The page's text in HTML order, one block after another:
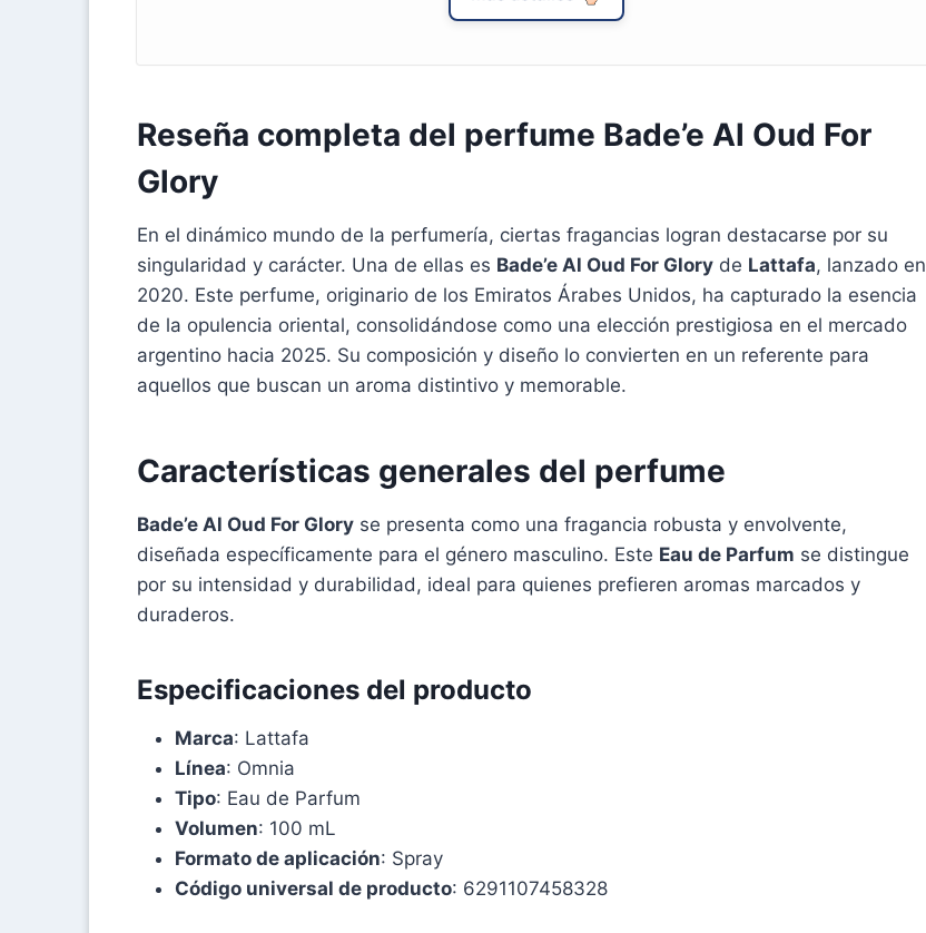
Reseña completa del perfume Bade’e Al Oud For
Glory
En el dinámico mundo de la perfumería, ciertas fragancias logran destacarse por su
singularidad y carácter. Una de ellas es Bade’e Al Oud For Glory de Lattafa, lanzado en
2020. Este perfume, originario de los Emiratos Árabes Unidos, ha capturado la esencia
de la opulencia oriental, consolidándose como una elección prestigiosa en el mercado
argentino hacia 2025. Su composición y diseño lo convierten en un referente para
aquellos que buscan un aroma distintivo y memorable.
Características generales del perfume
Bade’e Al Oud For Glory se presenta como una fragancia robusta y envolvente,
diseñada específicamente para el género masculino. Este Eau de Parfum se distingue
por su intensidad y durabilidad, ideal para quienes prefieren aromas marcados y
duraderos.
Especificaciones del producto
Marca: Lattafa
Línea: Omnia
Tipo: Eau de Parfum
Volumen: 100 mL
Formato de aplicación: Spray
Código universal de producto: 6291107458328